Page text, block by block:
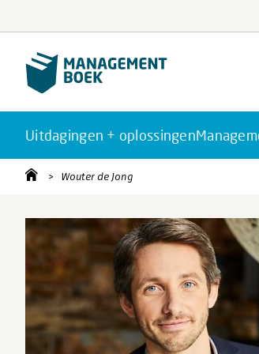
Uitdagingen + oplossingen
Wouter de Jong